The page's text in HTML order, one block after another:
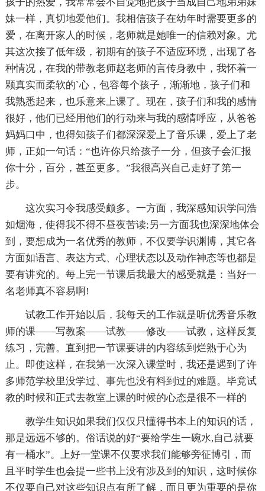
妹一样，真切地爱他们。我相信孩子在幼年时需要更多的
爱，在离开家人的时候，老师就是她唯一的信赖对象。尤
其这次接了低年级，初期有的孩子不适应环境，出现了各
种情况，在我的带教老师赵老师的言传身教中，我怀着一
颗真实而柔软的`心，包容每个孩子，渐渐地，孩子们和
我熟悉起来，也乐意来上课了。现在，孩子们和我的感情
很好，他们已经用他们的行动来与我的感情呼应，从爸爸
妈妈口中，也得知孩子们都深深爱上了音乐课，爱上了老
师，正如一句话：“也许你只给孩子一分，但孩子会汇报
你十分，百分，甚至更多。”我很高兴自己走好了第一
步。
这次实习令我感受颇多。一方面，我深感知识学问浩
如烟海，使得我不得不昼夜苦读;另一方面我也深深地体会
到，要想成为一名优秀的教师，不仅要学识渊博，其它各
方面如语言、表达方式、心理状态以及动作神态等也都是
要有讲究的。每上完一节课后我最大的感受就是：当好一
名老师真不容易啊!
试教工作开始以后，我每天的工作就是听优秀音乐教
师的课——写教案——试教——修改——试教，这样反复
练习，完善。直到把一节课要讲的内容练到烂熟于心为
止。即使这样，在我第一次深入课堂时，我还是遇到了许
多师范学校里没学过、事先也没有料到过的难题。毕竟试
教的时候和正式去教室上课的时候的心态是很不一样的
教学生知识如果我们仅仅只懂得书本上的知识的话，
那是远远不够的。俗话说的好“要给学生一碗水,自己就要
有一桶水”。上好一堂课不仅要求我们能够旁征博引，而
且平时学生也会提一些书上没有涉及到的知识，这时候你
不仅要自己对这些知识点有所了解，而且更为重要的是你